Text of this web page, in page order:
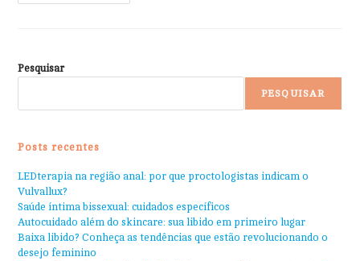
Pesquisar
PESQUISAR
Posts recentes
LEDterapia na região anal: por que proctologistas indicam o
Vulvallux?
Saúde íntima bissexual: cuidados específicos
Autocuidado além do skincare: sua libido em primeiro lugar
Baixa libido? Conheça as tendências que estão revolucionando o
desejo feminino